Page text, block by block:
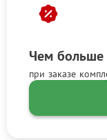
Чем больше
при заказе